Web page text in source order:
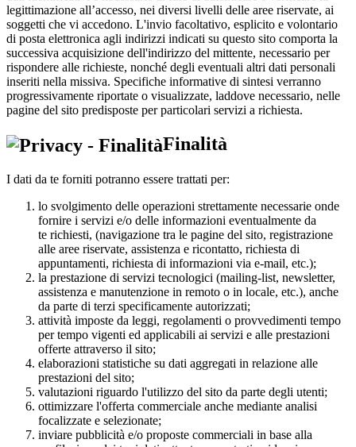
legittimazione all’accesso, nei diversi livelli delle aree riservate, ai
soggetti che vi accedono. L'invio facoltativo, esplicito e volontario
di posta elettronica agli indirizzi indicati su questo sito comporta la
successiva acquisizione dell'indirizzo del mittente, necessario per
rispondere alle richieste, nonché degli eventuali altri dati personali
inseriti nella missiva. Specifiche informative di sintesi verranno
progressivamente riportate o visualizzate, laddove necessario, nelle
pagine del sito predisposte per particolari servizi a richiesta.
Finalità
I dati da te forniti potranno essere trattati per:
lo svolgimento delle operazioni strettamente necessarie onde
fornire i servizi e/o delle informazioni eventualmente da
te richiesti, (navigazione tra le pagine del sito, registrazione
alle aree riservate, assistenza e ricontatto, richiesta di
appuntamenti, richiesta di informazioni via e-mail, etc.);
la prestazione di servizi tecnologici (mailing-list, newsletter,
assistenza e manutenzione in remoto o in locale, etc.), anche
da parte di terzi specificamente autorizzati;
attività imposte da leggi, regolamenti o provvedimenti tempo
per tempo vigenti ed applicabili ai servizi e alle prestazioni
offerte attraverso il sito;
elaborazioni statistiche su dati aggregati in relazione alle
prestazioni del sito;
valutazioni riguardo l'utilizzo del sito da parte degli utenti;
ottimizzare l'offerta commerciale anche mediante analisi
focalizzate e selezionate;
inviare pubblicità e/o proposte commerciali in base alla